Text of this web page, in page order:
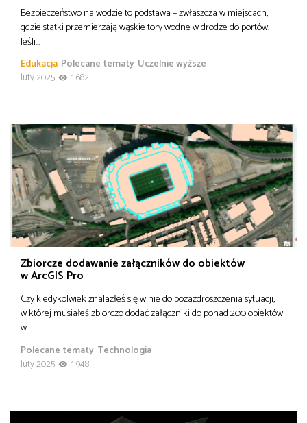
Bezpieczeństwo na wodzie to podstawa – zwłaszcza w miejscach,
gdzie statki przemierzają wąskie tory wodne w drodze do portów.
Jeśli…
Edukacja Polecane tematy Uczelnie wyższe
luty 2025
1 682
Zbiorcze dodawanie załączników do obiektów
w ArcGIS Pro
Czy kiedykolwiek znalazłeś się w nie do pozazdroszczenia sytuacji,
w której musiałeś zbiorczo dodać załączniki do ponad 200 obiektów
w…
Polecane tematy Technologia
luty 2025
1 948